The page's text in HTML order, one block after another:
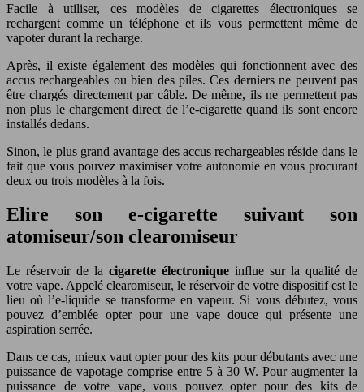
Facile à utiliser, ces modèles de cigarettes électroniques se
rechargent comme un téléphone et ils vous permettent même de
vapoter durant la recharge.
Après, il existe également des modèles qui fonctionnent avec des
accus rechargeables ou bien des piles. Ces derniers ne peuvent pas
être chargés directement par câble. De même, ils ne permettent pas
non plus le chargement direct de l’e-cigarette quand ils sont encore
installés dedans.
Sinon, le plus grand avantage des accus rechargeables réside dans le
fait que vous pouvez maximiser votre autonomie en vous procurant
deux ou trois modèles à la fois.
Elire son e-cigarette suivant son
atomiseur/son clearomiseur
Le réservoir de la cigarette électronique influe sur la qualité de
votre vape. Appelé clearomiseur, le réservoir de votre dispositif est le
lieu où l’e-liquide se transforme en vapeur. Si vous débutez, vous
pouvez d’emblée opter pour une vape douce qui présente une
aspiration serrée.
Dans ce cas, mieux vaut opter pour des kits pour débutants avec une
puissance de vapotage comprise entre 5 à 30 W. Pour augmenter la
puissance de votre vape, vous pouvez opter pour des kits de